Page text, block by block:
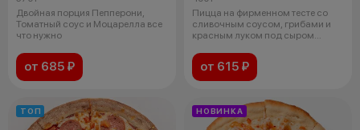
Двойная порция Пепперони,
Томатный соус и Моцарелла все
что нужно
от 685 ₽
Пицца на фирменном тесте со
сливочным соусом, грибами и
красным луком под сыром
от 615 ₽
ТОП НОВИНКА